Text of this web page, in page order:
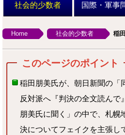
社会的少数者 国際・軍事
Home 社会的少数者 稲
稲田朋美氏が、朝日新聞の「
反対派へ『判決の全文読んで
朋美氏に聞く」の中で、札幌
決についてフェイクを主張し